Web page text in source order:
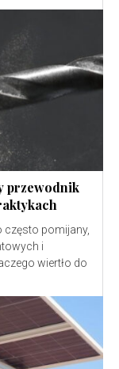
przewodnik
często pomijany,
i
wiertło do